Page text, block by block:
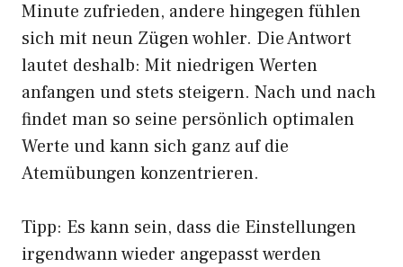
Minute zufrieden, andere hingegen fühlen
sich mit neun Zügen wohler. Die Antwort
lautet deshalb: Mit niedrigen Werten
anfangen und stets steigern. Nach und nach
findet man so seine persönlich optimalen
Werte und kann sich ganz auf die
Atemübungen konzentrieren.
Tipp: Es kann sein, dass die Einstellungen
irgendwann wieder angepasst werden